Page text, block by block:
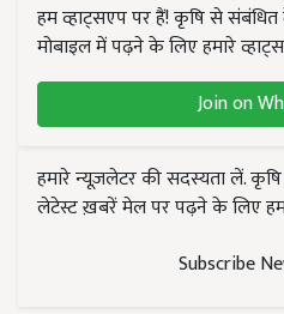
हम व्हाट्सएप पर हैं! कृषि से
मोबाइल में पढ़ने के लिए हमारे
Join on
हमारे न्यूज़लेटर की सदस्यता लें.
लेटेस्ट ख़बरें मेल पर पढ़ने के लिए
Subscribe